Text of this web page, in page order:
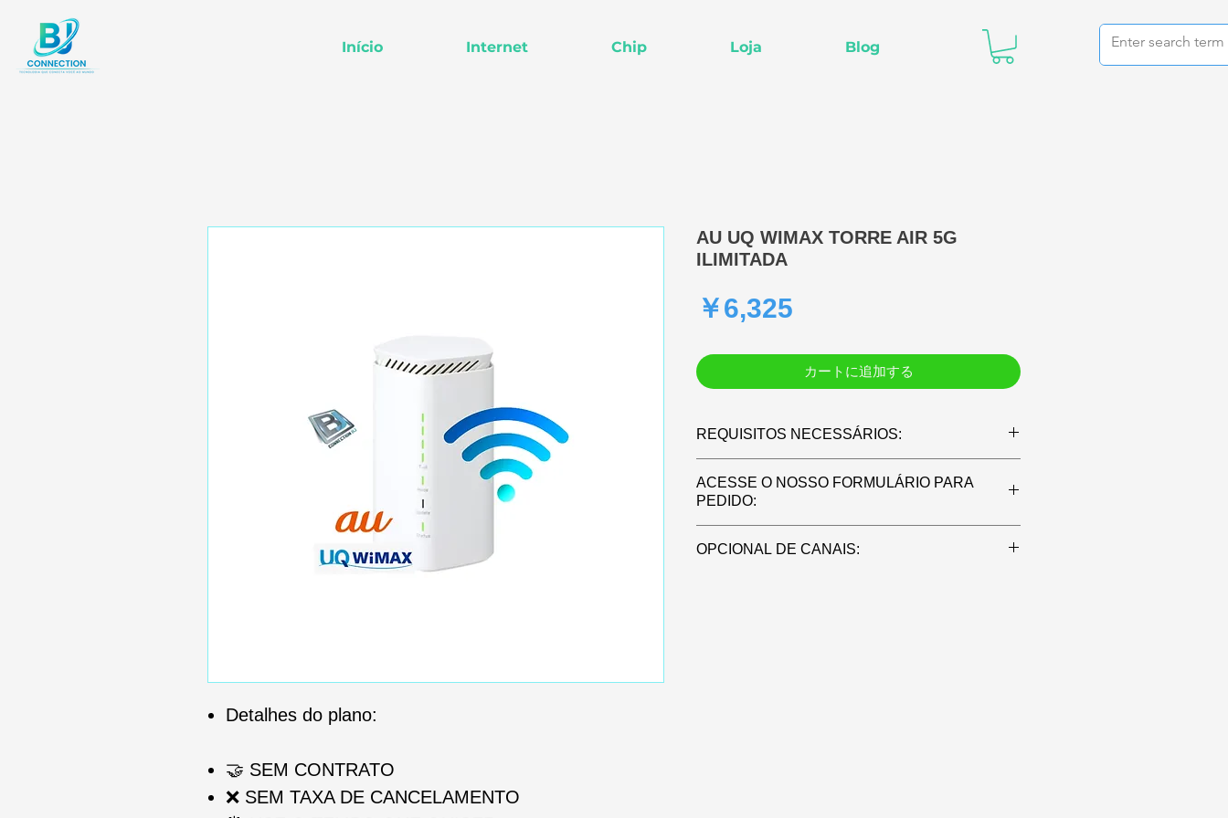
Início Internet Chip Loja Blog
Detalhes do plano:
🤝 SEM CONTRATO
❌ SEM TAXA DE CANCELAMENTO
AU UQ WIMAX TORRE AIR 5G
ILIMITADA
￥6,325
カートに追加する
REQUISITOS NECESSÁRIOS:
Endereço completo para Envio
ACESSE O NOSSO FORMULÁRIO PARA
PEDIDO:
OPCIONAL DE CANAIS: